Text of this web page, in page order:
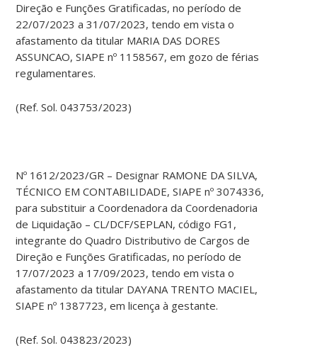
Direção e Funções Gratificadas, no período de
22/07/2023 a 31/07/2023, tendo em vista o
afastamento da titular MARIA DAS DORES
ASSUNCAO, SIAPE nº 1158567, em gozo de férias
regulamentares.
(Ref. Sol. 043753/2023)
Nº 1612/2023/GR – Designar RAMONE DA SILVA,
TÉCNICO EM CONTABILIDADE, SIAPE nº 3074336,
para substituir a Coordenadora da Coordenadoria
de Liquidação – CL/DCF/SEPLAN, código FG1,
integrante do Quadro Distributivo de Cargos de
Direção e Funções Gratificadas, no período de
17/07/2023 a 17/09/2023, tendo em vista o
afastamento da titular DAYANA TRENTO MACIEL,
SIAPE nº 1387723, em licença à gestante.
(Ref. Sol. 043823/2023)